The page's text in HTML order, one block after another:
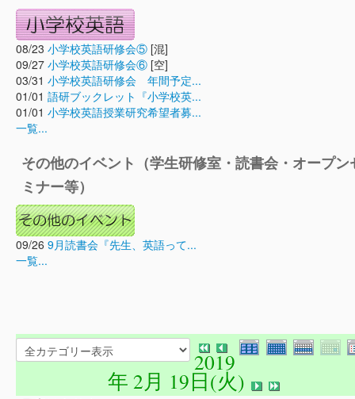
08/23 小学校英語研修会⑤ [混]
09/27 小学校英語研修会⑥ [空]
03/31 小学校英語研修会 年間予定...
01/01 語研ブックレット『小学校英...
01/01 小学校英語授業研究希望者募...
一覧...
その他のイベント（学生研修室・読書会・オープン
ミナー等）
09/26 9月読書会『先生、英語って...
一覧...
2019
年 2月 19日(火)